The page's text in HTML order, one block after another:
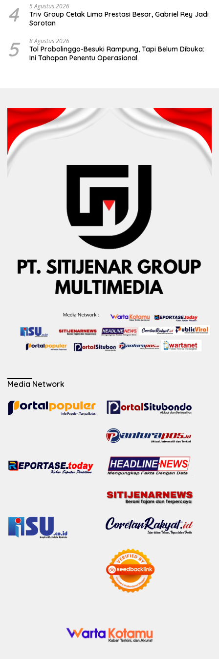
4 5 Agustus 2026
Triv Group Cetak Lima Prestasi Besar, Gabriel Rey Jadi
Sorotan
5 8 Agustus 2026
Tol Probolinggo-Besuki Rampung, Tapi Belum Dibuka:
Ini Tahapan Penentu Operasional.
Media Network